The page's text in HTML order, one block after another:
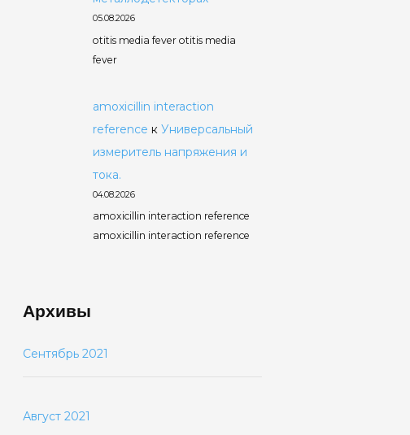
05.08.2026
otitis media fever otitis media
fever
amoxicillin interaction
reference к Универсальный
измеритель напряжения и
тока.
04.08.2026
amoxicillin interaction reference
amoxicillin interaction reference
Архивы
Сентябрь 2021
Август 2021